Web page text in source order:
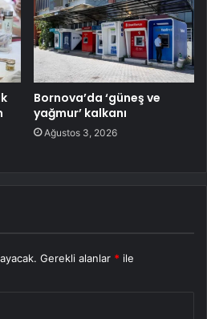
Bornova’da ‘güneş ve
yağmur’ kalkanı
Ağustos 3, 2026
Gerekli alanlar * ile